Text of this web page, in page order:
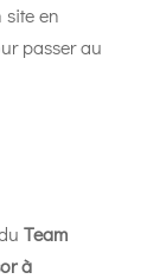
site en
passer au
Team
à